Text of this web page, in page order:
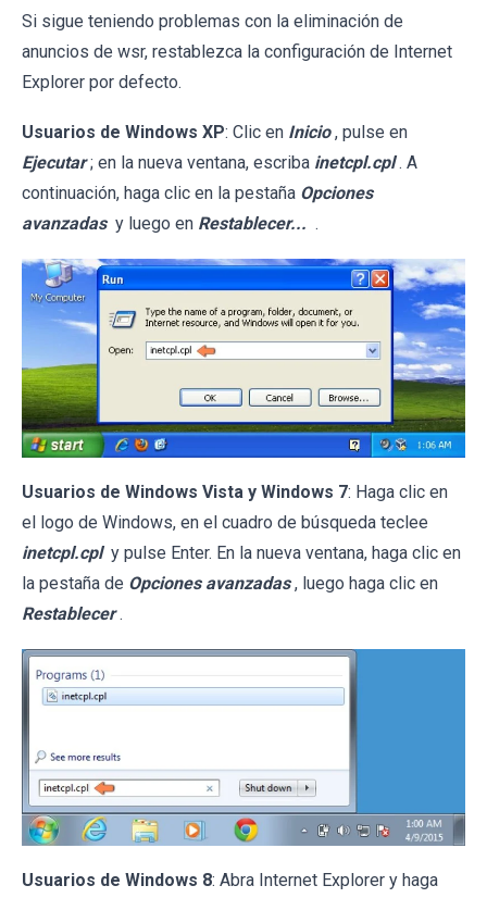
Si sigue teniendo problemas con la eliminación de
anuncios de wsr, restablezca la configuración de Internet
Explorer por defecto.
Usuarios de Windows XP: Clic en Inicio , pulse en
Ejecutar ; en la nueva ventana, escriba inetcpl.cpl . A
continuación, haga clic en la pestaña Opciones
avanzadas y luego en Restablecer... .
Usuarios de Windows Vista y Windows 7: Haga clic en
el logo de Windows, en el cuadro de búsqueda teclee
inetcpl.cpl y pulse Enter. En la nueva ventana, haga clic en
la pestaña de Opciones avanzadas , luego haga clic en
Restablecer .
Usuarios de Windows 8: Abra Internet Explorer y haga